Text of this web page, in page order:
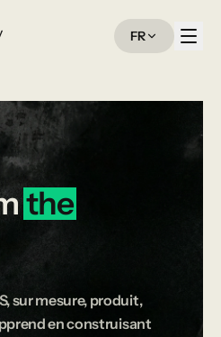
FR
the
sur mesure, produit,
en construisant